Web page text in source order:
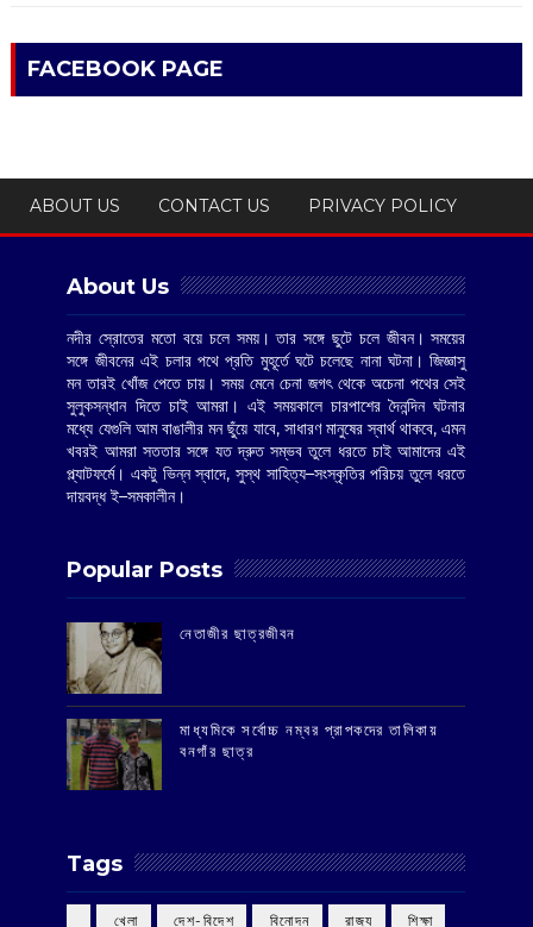
FACEBOOK PAGE
ABOUT US CONTACT US PRIVACY POLICY
About Us
নদীর স্রোতের মতো বয়ে চলে সময়। তার সঙ্গে ছুটে চলে জীবন। সময়ের
সঙ্গে জীবনের এই চলার পথে প্রতি মুহূর্তে ঘটে চলেছে নানা ঘটনা। জিজ্ঞাসু
মন তারই খোঁজ পেতে চায়। সময় মেনে চেনা জগৎ থেকে অচেনা পথের সেই
সুলুকসন্ধান দিতে চাই আমরা। এই সময়কালে চারপাশের দৈনন্দিন ঘটনার
মধ্যে যেগুলি আম বাঙালীর মন ছুঁয়ে যাবে, সাধারণ মানুষের স্বার্থ থাকবে, এমন
খবরই আমরা সততার সঙ্গে যত দ্রুত সম্ভব তুলে ধরতে চাই আমাদের এই
প্ল্যাটফর্মে। একটু ভিন্ন স্বাদে, সুস্থ সাহিত্য–সংস্কৃতির পরিচয় তুলে ধরতে
দায়বদ্ধ ই–সমকালীন।
Popular Posts
‌নেতাজীর ছাত্রজীবন
মাধ্যমিকে সর্বোচ্চ নম্বর প্রাপকদের তালিকায়
বনগাঁর ছাত্র
Tags
‌ খেলা ‌ দেশ-বিদেশ ‌ বিনোদন ‌ রাজ্য ‌ শিক্ষা